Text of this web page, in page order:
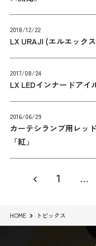
2018/12/22
LX URAJI (エルエック
2017/08/24
LX LEDインナードアイ
2016/06/29
カーテシランプ用レッ
「紅」
1 …
HOME トピックス